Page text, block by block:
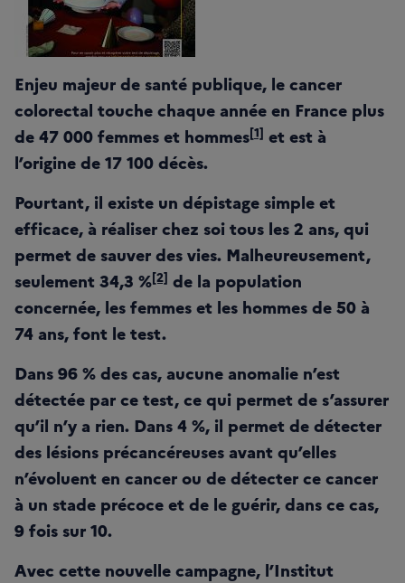
Enjeu majeur de santé publique, le cancer
colorectal touche chaque année en France plus
de 47 000 femmes et hommes[1] et est à
l’origine de 17 100 décès.
Pourtant, il existe un dépistage simple et
efficace, à réaliser chez soi tous les 2 ans, qui
permet de sauver des vies. Malheureusement,
seulement 34,3 %[2] de la population
concernée, les femmes et les hommes de 50 à
74 ans, font le test.
Dans 96 % des cas, aucune anomalie n’est
détectée par ce test, ce qui permet de s’assurer
qu’il n’y a rien. Dans 4 %, il permet de détecter
des lésions précancéreuses avant qu’elles
n’évoluent en cancer ou de détecter ce cancer
à un stade précoce et de le guérir, dans ce cas,
9 fois sur 10.
Avec cette nouvelle campagne, l’Institut